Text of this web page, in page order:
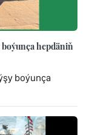
hepdäniň
boýunça